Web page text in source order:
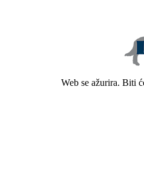
Web se ažurira. Biti